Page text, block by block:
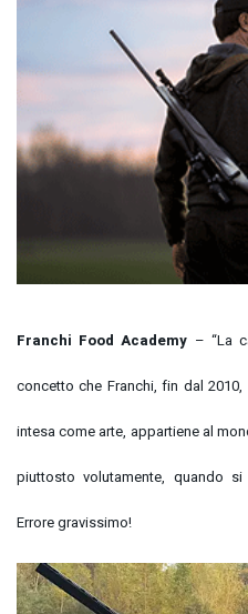
Franchi Food Academy – “La
concetto che Franchi, fin dal
intesa come arte, appartiene al
piuttosto volutamente, quando
Errore gravissimo!